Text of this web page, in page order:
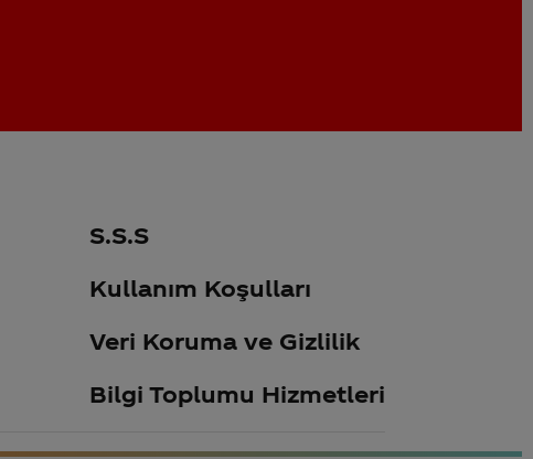
S.S.S
Kullanım Koşulları
Veri Koruma ve Gizlilik
Bilgi Toplumu Hizmetleri